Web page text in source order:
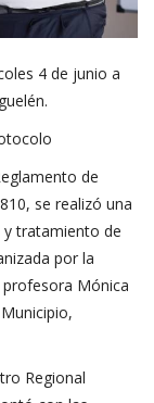
4 de junio a
de
se realizó una
y tratamiento de
por la
Mónica
Regional